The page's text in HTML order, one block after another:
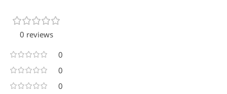
0 reviews
0
0
0